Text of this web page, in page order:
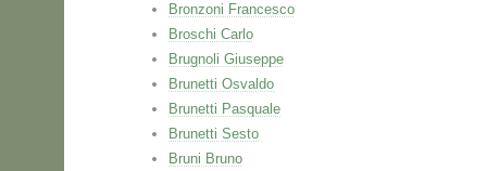
Bronzoni Francesco
Broschi Carlo
Brugnoli Giuseppe
Brunetti Osvaldo
Brunetti Pasquale
Brunetti Sesto
Bruni Bruno